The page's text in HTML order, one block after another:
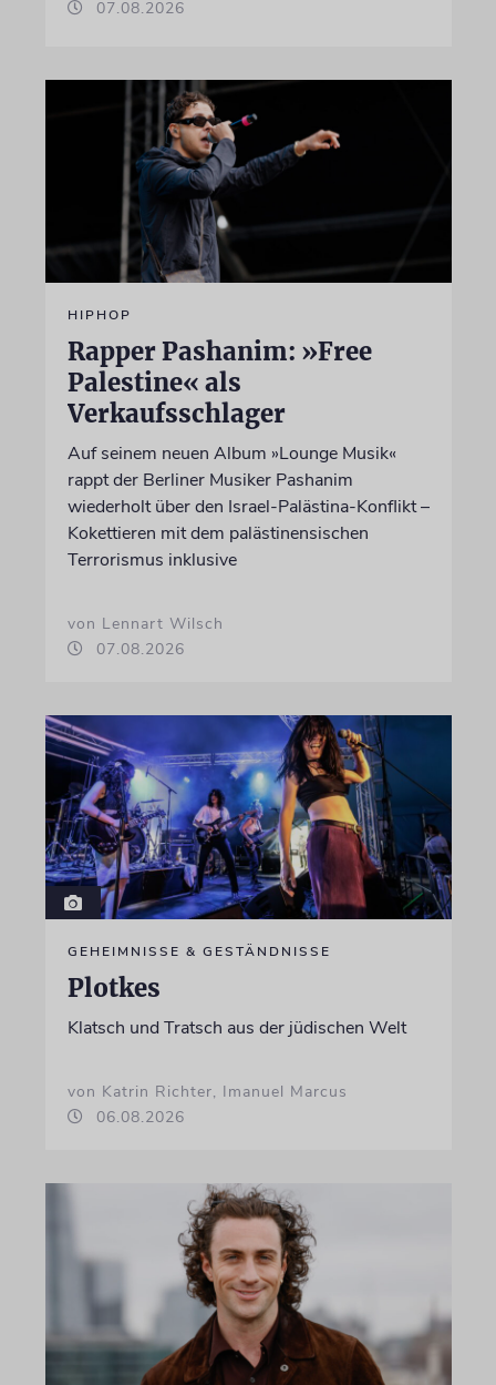
07.08.2026
HIPHOP
Rapper Pashanim: »Free
Palestine« als
Verkaufsschlager
Auf seinem neuen Album »Lounge Musik«
rappt der Berliner Musiker Pashanim
wiederholt über den Israel-Palästina-Konflikt –
Kokettieren mit dem palästinensischen
Terrorismus inklusive
von Lennart Wilsch
07.08.2026
GEHEIMNISSE & GESTÄNDNISSE
Plotkes
Klatsch und Tratsch aus der jüdischen Welt
von Katrin Richter, Imanuel Marcus
06.08.2026